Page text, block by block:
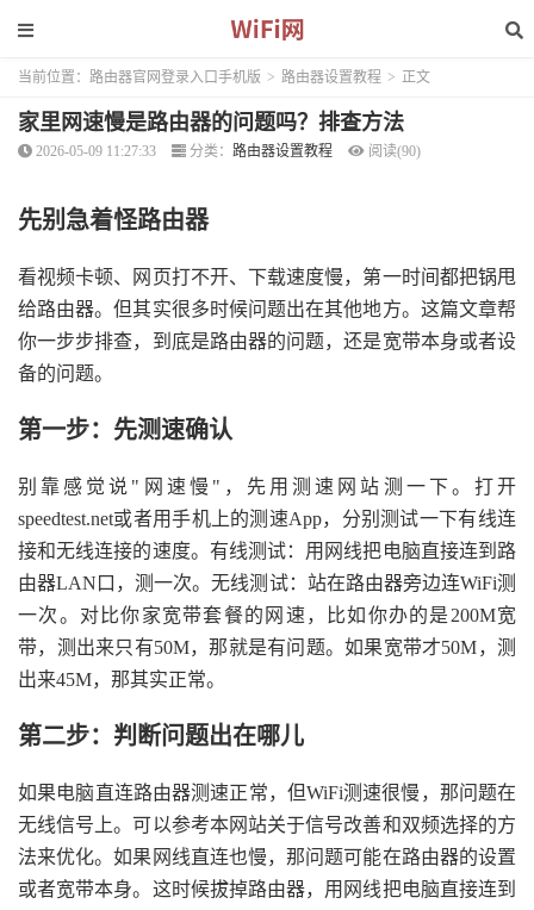
当前位置： 路由器官网登录入口手机版 > 路由器设置教程 > 正文
家里网速慢是路由器的问题吗？排查方法
2026-05-09 11:27:33 分类： 路由器设置教程 阅读(90)
先别急着怪路由器
看视频卡顿、网页打不开、下载速度慢，第一时间都把锅甩
给路由器。但其实很多时候问题出在其他地方。这篇文章帮
你一步步排查，到底是路由器的问题，还是宽带本身或者设
备的问题。
第一步：先测速确认
别靠感觉说"网速慢"，先用测速网站测一下。打开
speedtest.net或者用手机上的测速App，分别测试一下有线连
接和无线连接的速度。有线测试：用网线把电脑直接连到路
由器LAN口，测一次。无线测试：站在路由器旁边连WiFi测
一次。对比你家宽带套餐的网速，比如你办的是200M宽
带，测出来只有50M，那就是有问题。如果宽带才50M，测
出来45M，那其实正常。
第二步：判断问题出在哪儿
如果电脑直连路由器测速正常，但WiFi测速很慢，那问题在
无线信号上。可以参考本网站关于信号改善和双频选择的方
法来优化。如果网线直连也慢，那问题可能在路由器的设置
或者宽带本身。这时候拔掉路由器，用网线把电脑直接连到